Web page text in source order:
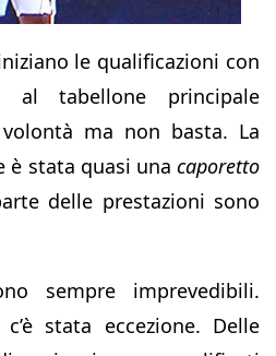
le qualificazioni con
al tabellone principale
ma non basta. La
è stata quasi una caporetto
delle prestazioni sono
sempre imprevedibili.
stata eccezione. Delle